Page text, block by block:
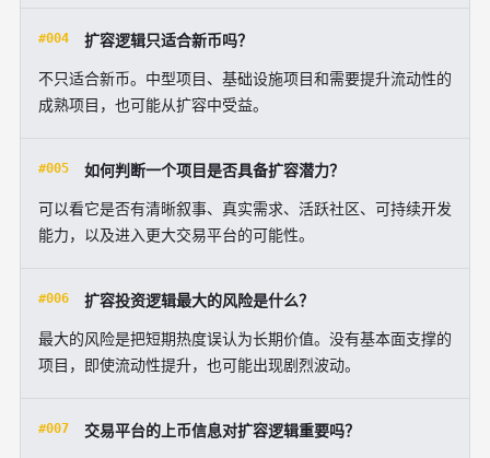
#004 扩容逻辑只适合新币吗？
不只适合新币。中型项目、基础设施项目和需要提升流动性的
成熟项目，也可能从扩容中受益。
#005 如何判断一个项目是否具备扩容潜力？
可以看它是否有清晰叙事、真实需求、活跃社区、可持续开发
能力，以及进入更大交易平台的可能性。
#006 扩容投资逻辑最大的风险是什么？
最大的风险是把短期热度误认为长期价值。没有基本面支撑的
项目，即使流动性提升，也可能出现剧烈波动。
#007 交易平台的上币信息对扩容逻辑重要吗？